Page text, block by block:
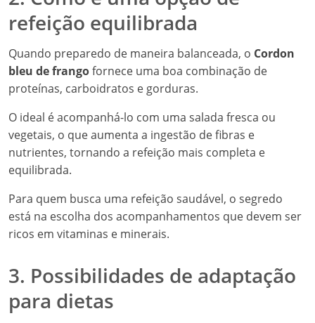
refeição equilibrada
Quando preparedo de maneira balanceada, o Cordon
bleu de frangofornece uma boa combinação de
proteínas, carboidratos e gorduras.
O ideal é acompanhá-lo com uma salada fresca ou
vegetais, o que aumenta a ingestão de fibras e
nutrientes, tornando a refeição mais completa e
equilibrada.
Para quem busca uma refeição saudável, o segredo
está na escolha dos acompanhamentos que devem ser
ricos em vitaminas e minerais.
3. Possibilidades de adaptação
para dietas